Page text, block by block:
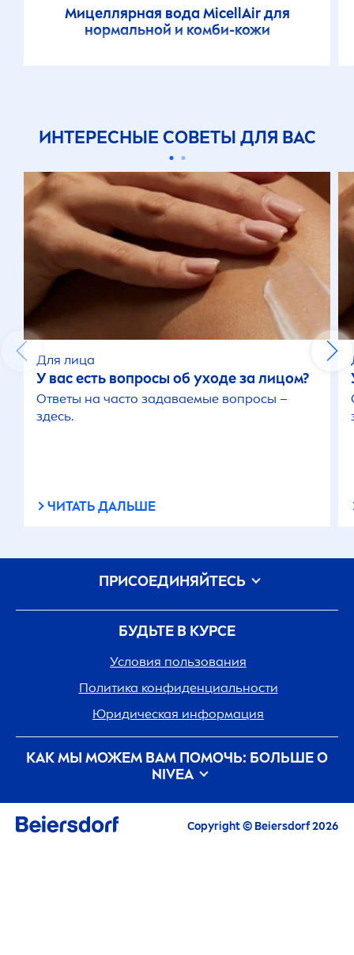
Мицеллярная водаMicellAirдля
нормальной и комби-кожи
ИНТЕРЕСНЫЕ СОВЕТЫ ДЛЯ ВАС
Для лица
У вас есть вопросы об уходе за лицом?
Ответы на часто задаваемые вопросы –
здесь.
ЧИТАТЬ ДАЛЬШЕ
БУДЬТЕ В КУРСЕ
Условия пользования
Политика конфиденциальности
Юридическая информация
КАК МЫ МОЖЕМ ВАМ ПОМОЧЬ: БОЛЬШЕ О
NIVEA
История бренда
Карьера
Забота о планете с
NIVEA Контакты
ПРИСОЕДИНЯЙТЕСЬ
Copyright © Beiersdorf 2026